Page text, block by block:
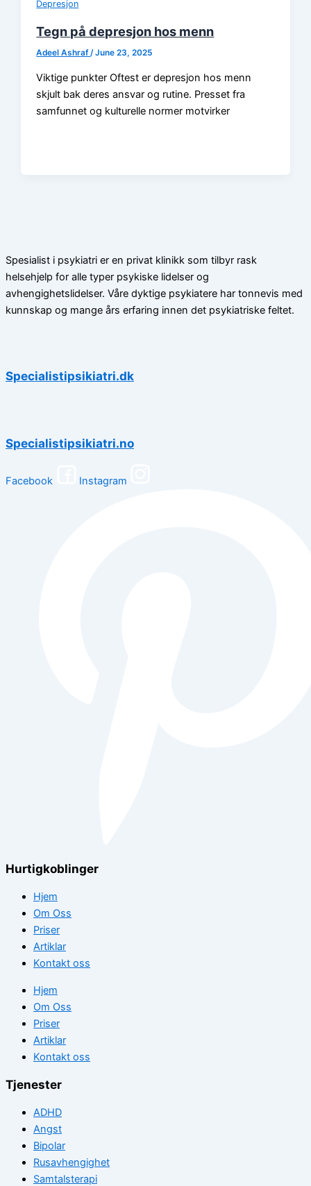
Depresjon
Tegn på depresjon hos menn
Adeel Ashraf/June 23, 2025
Viktige punkter Oftest er depresjon hos menn
skjult bak deres ansvar og rutine. Presset fra
samfunnet og kulturelle normer motvirker
Spesialist i psykiatri er en privat klinikk som tilbyr rask
helsehjelp for alle typer psykiske lidelser og
avhengighetslidelser. Våre dyktige psykiatere har tonnevis med
kunnskap og mange års erfaring innen det psykiatriske feltet.
Specialistipsikiatri.dk
Specialistipsikiatri.no
Facebook Instagram
Hurtigkoblinger
Hjem
Om Oss
Priser
Artiklar
Kontakt oss
Hjem
Om Oss
Priser
Artiklar
Kontakt oss
Tjenester
ADHD
Angst
Bipolar
Rusavhengighet
Samtalsterapi